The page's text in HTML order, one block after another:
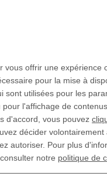
propre motif
des matériaux que
ou en argent, vous
un souvenir
acier pour les petits
au motif choisi par
en ligne.
demandez votre
vous offrir une expérience
pour la mise à
sont utilisées pour les
l'affichage de
d'accord, vous pouvez
décider
autoriser. Pour plus
notre politique de